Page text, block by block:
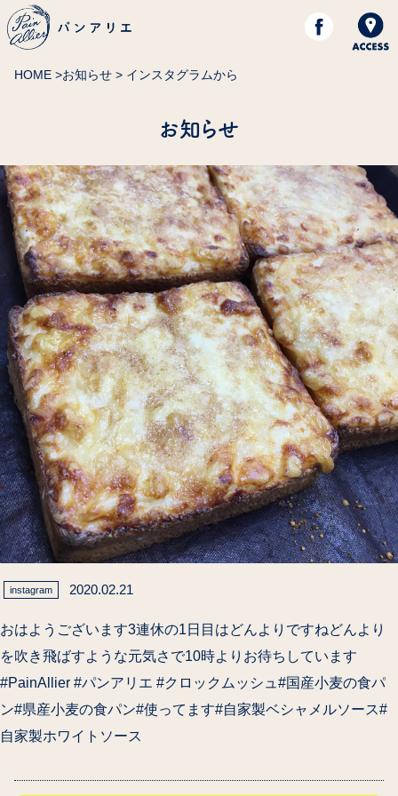
HOME >お知らせ > インスタグラムから
お知らせ
instagram 2020.02.21
おはようございます3連休の1日目はどんより️ですねどんより
を吹き飛ばすような元気さで10時よりお待ちしています
#PainAllier #パンアリエ #クロックムッシュ#国産小麦の食パ
ン#県産小麦の食パン#使ってます#自家製ベシャメルソース#
自家製ホワイトソース